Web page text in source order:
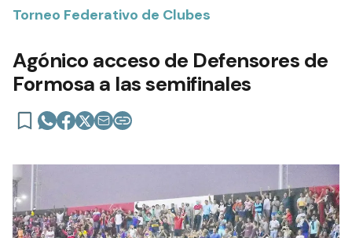
Torneo Federativo de Clubes
Agónico acceso de Defensores de
Formosa a las semifinales